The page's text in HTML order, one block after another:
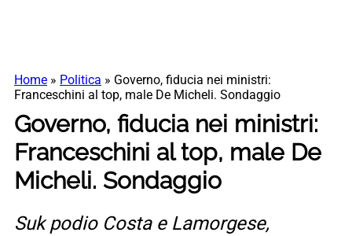
Home » Politica » Governo, fiducia nei ministri:
Franceschini al top, male De Micheli. Sondaggio
Governo, fiducia nei ministri:
Franceschini al top, male De
Micheli. Sondaggio
Suk podio Costa e Lamorgese,